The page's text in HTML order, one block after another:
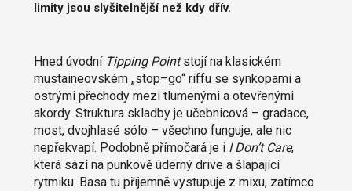
limity jsou slyšitelnější než kdy dřív.
Hned úvodní Tipping Pointstojí na klasickém
mustaineovském „stop–go“ riffu se synkopami a
ostrými přechody mezi tlumenými a otevřenými
akordy. Struktura skladby je učebnicová – gradace,
most, dvojhlasé sólo – všechno funguje, ale nic
nepřekvapí. Podobně přímočará je i I Don’t Care,
která sází na punkově úderný drive a šlapající
rytmiku. Basa tu příjemně vystupuje z mixu, zatímco